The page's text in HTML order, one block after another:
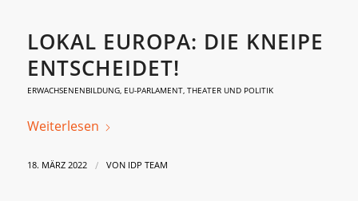
LOKAL EUROPA: DIE KNEIPE
ENTSCHEIDET!
ERWACHSENENBILDUNG, EU-PARLAMENT, THEATER UND POLITIK
Weiterlesen
18. MÄRZ 2022 / VON IDP TEAM